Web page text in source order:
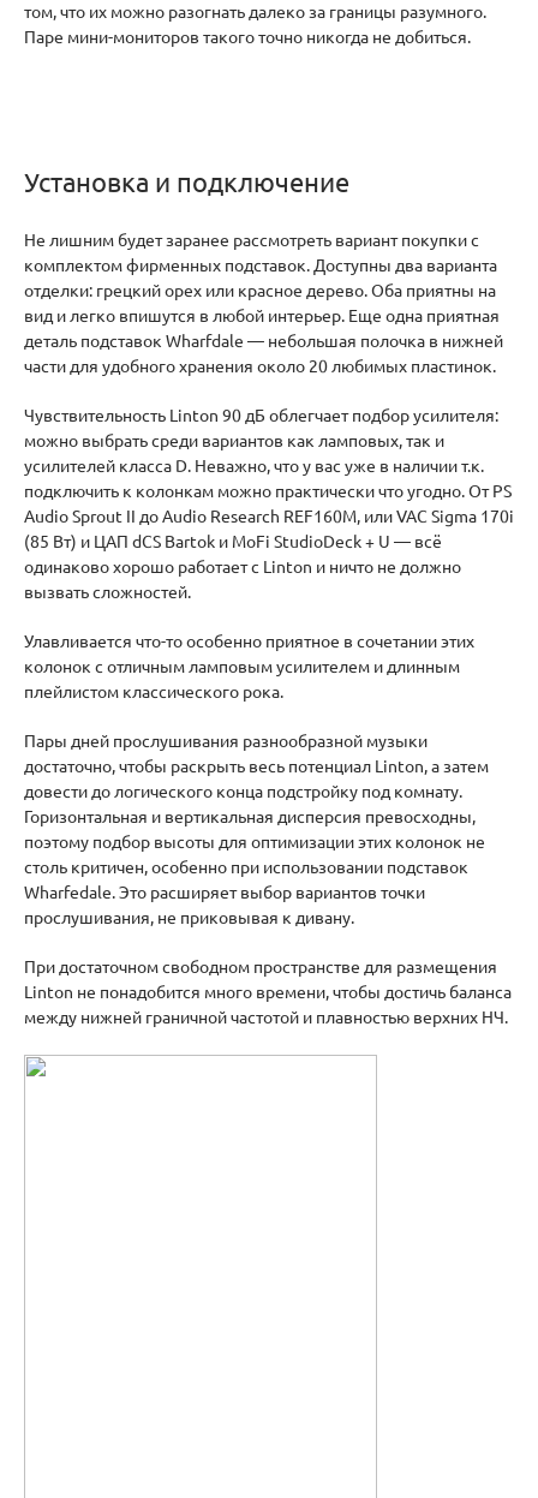
том, что их можно разогнать далеко за границы разумного.
Паре мини-мониторов такого точно никогда не добиться.
Установка и подключение
Не лишним будет заранее рассмотреть вариант покупки с
комплектом фирменных подставок. Доступны два варианта
отделки: грецкий орех или красное дерево. Оба приятны на
вид и легко впишутся в любой интерьер. Еще одна приятная
деталь подставок Wharfdale — небольшая полочка в нижней
части для удобного хранения около 20 любимых пластинок.
Чувствительность Linton 90 дБ облегчает подбор усилителя:
можно выбрать среди вариантов как ламповых, так и
усилителей класса D. Неважно, что у вас уже в наличии т.к.
подключить к колонкам можно практически что угодно. От PS
Audio Sprout II до Audio Research REF160M, или VAC Sigma 170i
(85 Вт) и ЦАП dCS Bartok и MoFi StudioDeck + U — всё
одинаково хорошо работает с Linton и ничто не должно
вызвать сложностей.
Улавливается что-то особенно приятное в сочетании этих
колонок с отличным ламповым усилителем и длинным
плейлистом классического рока.
Пары дней прослушивания разнообразной музыки
достаточно, чтобы раскрыть весь потенциал Linton, а затем
довести до логического конца подстройку под комнату.
Горизонтальная и вертикальная дисперсия превосходны,
поэтому подбор высоты для оптимизации этих колонок не
столь критичен, особенно при использовании подставок
Wharfedale. Это расширяет выбор вариантов точки
прослушивания, не приковывая к дивану.
При достаточном свободном пространстве для размещения
Linton не понадобится много времени, чтобы достичь баланса
между нижней граничной частотой и плавностью верхних НЧ.